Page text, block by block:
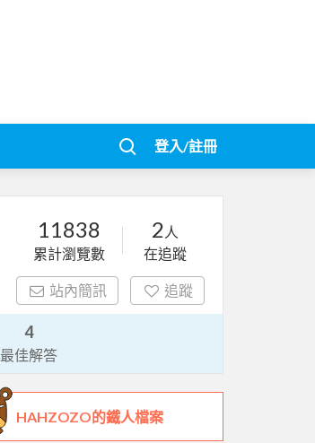
登入/註冊
11838
累計瀏覽數
2 人
在追蹤
站內簡訊 追蹤
4
最佳解答
HAHZOZO的鐵人檔案